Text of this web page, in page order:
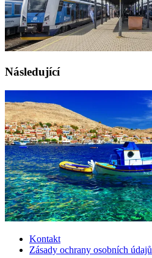
Následující
Kontakt
Zásady ochrany osobních údajů